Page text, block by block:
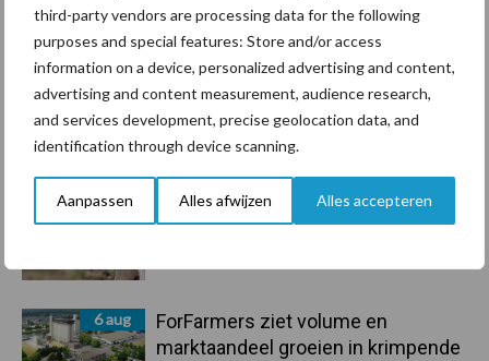
third-party vendors are processing data for the following
purposes and special features: Store and/or access
information on a device, personalized advertising and content,
advertising and content measurement, audience research,
and services development, precise geolocation data, and
identification through device scanning.
Aanpassen Alles afwijzen Alles accepteren
Primaire
Sidebar
Recent nieuws Partner nieuws
7 aug
Grondstoffenmarkt blijft grillig:
droogte en geopolitiek houden
handel in de greep
7 aug
De speenhuid: een vaak
6 aug
ForFarmers ziet volume en
marktaandeel groeien in krimpende